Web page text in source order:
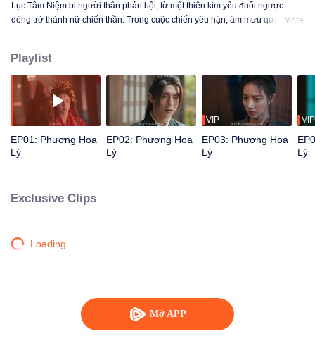
Mở APP
Lục Tâm Niệm bị người thân phản bội, từ một thiên kim yếu đuối ngược
dòng trở thành nữ chiến thần. Trong cuộc chiến yêu hận, âm mưu quyền lực
More
Playlist
EP01: Phương Hoa
Lý
EP02: Phương Hoa
Lý
VIP
EP03: Phương Hoa
Lý
VIP
Lý
Exclusive Clips
Loading…